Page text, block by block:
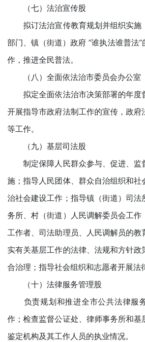
（七）法治宣传股
拟订法治宣传教育规划并组织实施
部门、镇（街道）政府 “谁执法谁普法
作，推进全民普法。
（八）全面依法治市委员会办公室
拟定全面依法治市决策部署的年度
开展指导市政府法制工作的宣传，政府
等工作。
（九）基层司法股
制定保障人民群众参与、促进、监
施；指导人民团体、群众自治组织和社
治社会建设工作；指导镇（街道）司法
务所、村（街道）人民调解委员会工作
工作者、司法助理员、人民调解员的教
实有关基层工作的法律、法规和方针
合治理；指导社会组织和志愿者开展法
（十）法律服务管理股
负责规划和推进全市公共法律服
作；检查监督公证处、律师事务所和基
鉴定机构及其工作人员的执业情况。